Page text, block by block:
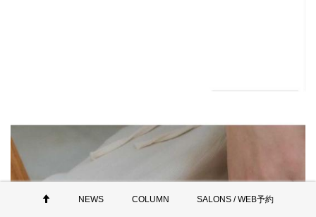
NEWS COLUMN SALONS / WEB予約